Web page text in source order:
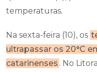
temperaturas.
Na sexta-feira (10), os
ultrapassar os 20°C
catarinenses . No